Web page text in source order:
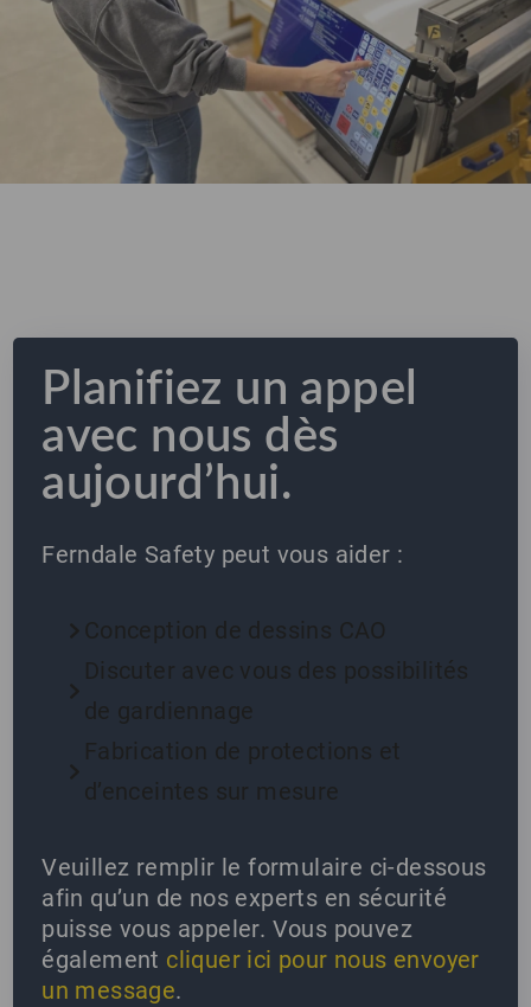
Planifiez un appel
avec nous dès
aujourd’hui.
Ferndale Safety peut vous aider :
Conception de dessins CAO
Discuter avec vous des possibilités
de gardiennage
Fabrication de protections et
d’enceintes sur mesure
Veuillez remplir le formulaire ci-dessous
afin qu’un de nos experts en sécurité
puisse vous appeler. Vous pouvez
également cliquer ici pour nous envoyer
un message.